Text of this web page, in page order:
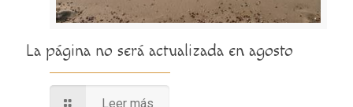
La página no será actualizada en agosto
Leer más